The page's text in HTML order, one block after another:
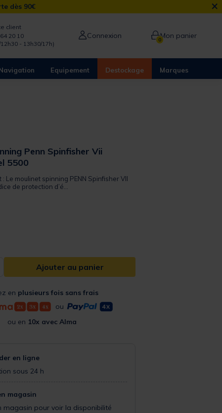
dès 90€ ×
client
20 10
- 13h30/17h)
Connexion 0Mon panier
Equipement Destockage Marques
Penn Spinfisher Vii
5500
Le moulinet spinning PENN Spinfisher VII
de protection d’é...
Ajouter au panier
en plusieurs fois sans frais
ou
ou en 10x avec Alma
en ligne
sous 24 h
magasin
magasin pour voir la disponibilité